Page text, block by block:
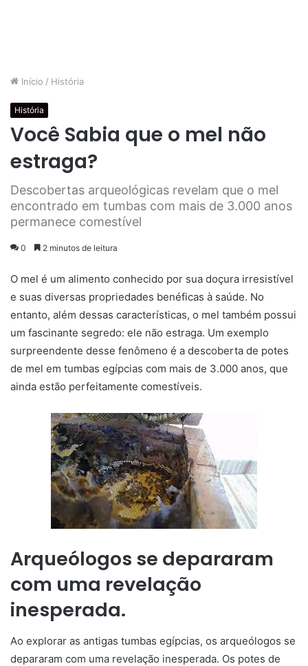
Início / História
História
Você Sabia que o mel não
estraga?
Descobertas arqueológicas revelam que o mel
encontrado em tumbas com mais de 3.000 anos
permanece comestível
0 2 minutos de leitura
O mel é um alimento conhecido por sua doçura irresistível
e suas diversas propriedades benéficas à saúde. No
entanto, além dessas características, o mel também possui
um fascinante segredo: ele não estraga. Um exemplo
surpreendente desse fenômeno é a descoberta de potes
de mel em tumbas egípcias com mais de 3.000 anos, que
ainda estão perfeitamente comestíveis.
Arqueólogos se depararam
com uma revelação
inesperada.
Ao explorar as antigas tumbas egípcias, os arqueólogos se
depararam com uma revelação inesperada. Os potes de